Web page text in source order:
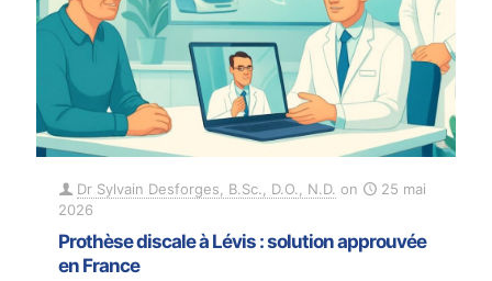
Dr Sylvain Desforges, B.Sc., D.O., N.D. on
25 mai
2026
Prothèse discale à Lévis : solution approuvée
en France